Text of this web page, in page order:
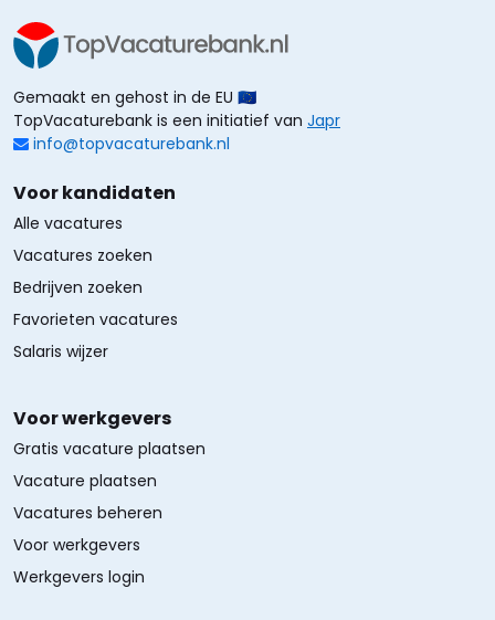
Gemaakt en gehost in de EU 🇪🇺
TopVacaturebank is een initiatief van Japr
info@topvacaturebank.nl
Voor kandidaten
Alle vacatures
Vacatures zoeken
Bedrijven zoeken
Favorieten vacatures
Salaris wijzer
Voor werkgevers
Gratis vacature plaatsen
Vacature plaatsen
Vacatures beheren
Voor werkgevers
Werkgevers login